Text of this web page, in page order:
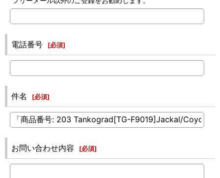
電話番号 [必須]
件名 [必須]
お問い合わせ内容 [必須]